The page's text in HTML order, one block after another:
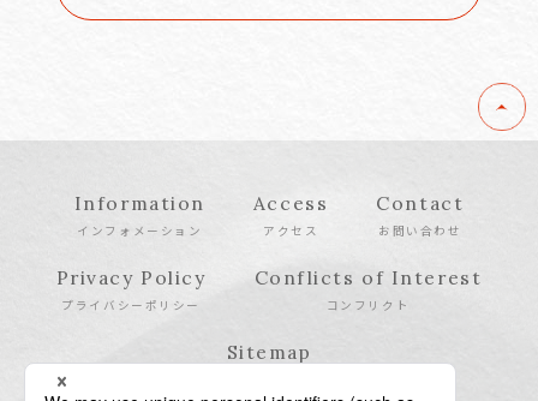
Information
インフォメーション
Access
アクセス
Contact
お問い合わせ
Privacy Policy
プライバシーポリシー
Conflicts of Interest
コンフリクト
Sitemap